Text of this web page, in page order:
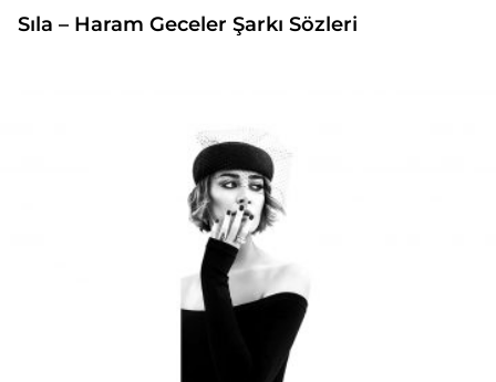
Sıla – Haram Geceler Şarkı Sözleri